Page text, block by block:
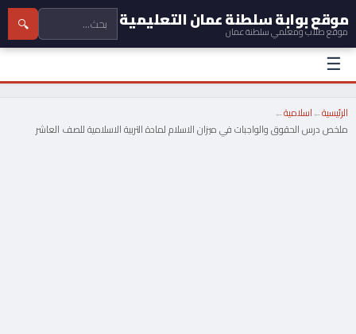
موقع بوابة سلطنة عمان التعليمية
موقع طلاب ومعلمي سلطنة عمان 🔍
☰
الرئيسية←اسلامية←
ملخص درس الحقوق والواجبات في ميزان الاسلام لمادة التربية الاسلامية للصف العاشر